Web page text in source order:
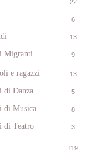
22
6
13
Migranti 9
e ragazzi 13
di Danza 5
di Musica 8
di Teatro 3
119